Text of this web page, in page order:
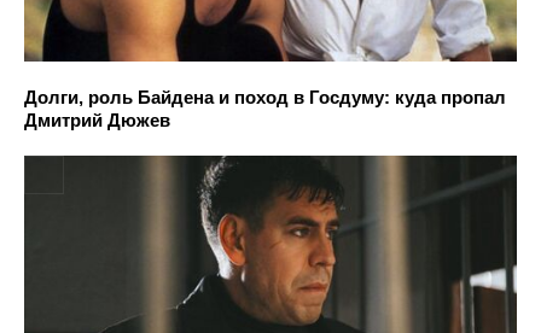
Долги, роль Байдена и поход в Госдуму: куда пропал
Дмитрий Дюжев